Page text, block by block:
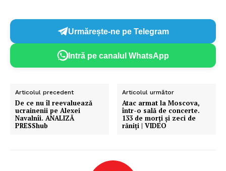
Urmărește-ne pe Telegram
Intră pe canalul WhatsApp
Articolul precedent
De ce nu îl reevaluează
ucrainenii pe Alexei
Navalnîi. ANALIZĂ
PRESShub
Articolul următor
Atac armat la Moscova,
într-o sală de concerte.
133 de morți și zeci de
răniți | VIDEO